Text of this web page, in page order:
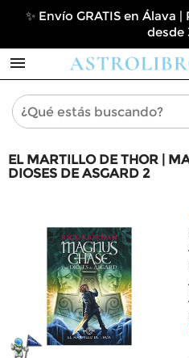
✨ Envío GRATIS en Álava
desde

EL MARTILLO DE THOR |
DIOSES DE ASGARD 2